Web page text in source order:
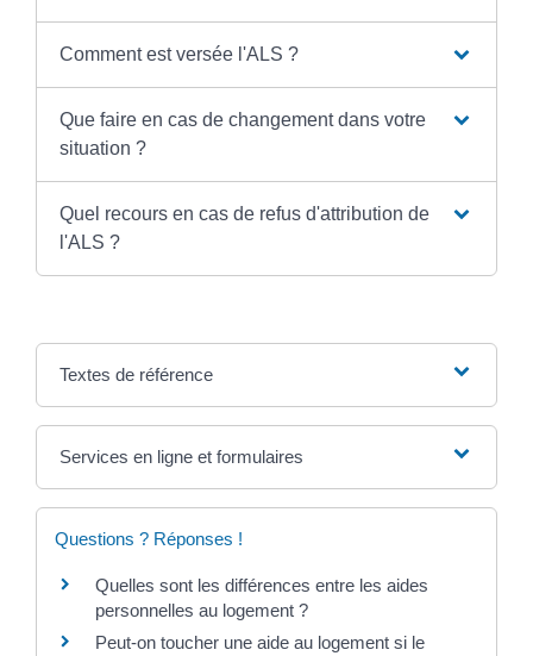
Comment est versée l'ALS ?
Que faire en cas de changement dans votre
situation ?
Quel recours en cas de refus d'attribution de
l'ALS ?
Textes de référence
Services en ligne et formulaires
Questions ? Réponses !
Quelles sont les différences entre les aides
personnelles au logement ?
Peut-on toucher une aide au logement si le